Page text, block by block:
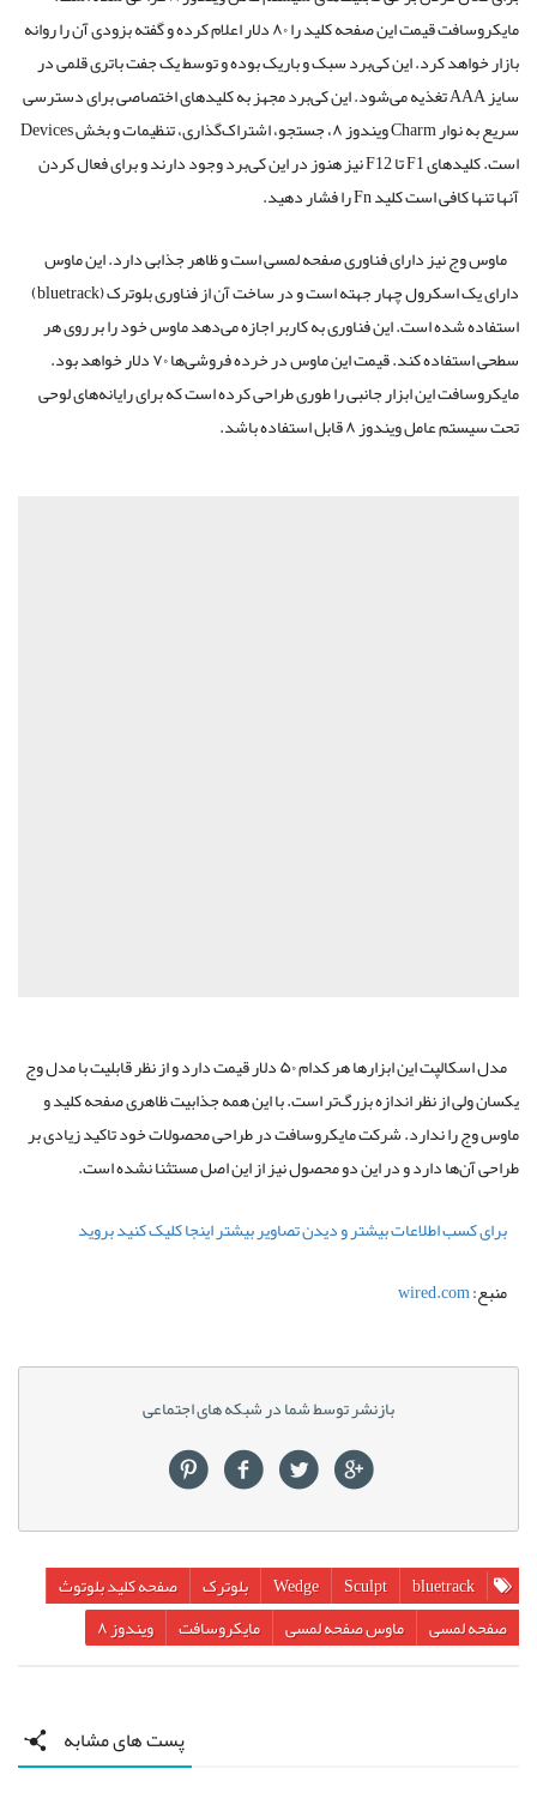
مایکروسافت قیمت این صفحه کلید را ۸۰ دلار اعلام کرده و گفته بزودی آن را روانه
بازار خواهد کرد. این کی‌برد سبک و باریک بوده و توسط یک جفت باتری قلمی در
سایز AAA تغذیه می‌شود. این کی‌برد مجهز به کلید‌های اختصاصی برای دسترسی
سریع به نوار Charm ویندوز ۸، جستجو، اشتراک‌گذاری، تنظیمات و بخش Devices
است. کلیدهای F1 تا F12 نیز هنوز در این کی‌برد وجود دارند و برای فعال کردن
آنها تنها کافی است کلید Fn را فشار دهید.
ماوس وج نیز دارای فناوری صفحه لمسی است و ظاهر جذابی دارد. این ماوس
دارای یک اسکرول چهار جهته است و در ساخت آن از فناوری بلوترک (bluetrack)
استفاده شده است. این فناوری به کاربر اجازه می‌دهد ماوس خود را بر روی هر
سطحی استفاده کند. قیمت این ماوس در خرده فروشی‌ها ۷۰ دلار خواهد بود.
مایکروسافت این ابزار جانبی را طوری طراحی کرده است که برای رایانه‌های لوحی
تحت سیستم عامل ویندوز ۸ قابل استفاده باشد.
مدل اسکالپت این ابزار‌ها هر کدام ۵۰ دلار قیمت دارد و از نظر قابلیت با مدل وج
یکسان ولی از نظر اندازه بزرگ‌تر است. با این همه جذابیت ظاهری صفحه کلید و
ماوس وج را ندارد. شرکت مایکروسافت در طراحی محصولات خود تاکید زیادی بر
طراحی آن‌ها دارد و در این دو محصول نیز از این اصل مستثنا نشده است.
برای کسب اطلاعات بیشتر و دیدن تصاویر بیشتر اینجا کلیک کنید بروید
منبع:wired.com
بازنشر توسط شما در شبکه های اجتماعی
bluetrack
Sculpt
Wedge بلوترک
صفحه کلید بلوتوث
صفحه لمسی
ماوس صفحه لمسی مایکروسافت ویندوز ۸
پست های مشابه